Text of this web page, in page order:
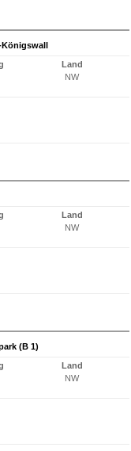
Königswall
Land
NW
Land
NW
(B 1)
Land
NW